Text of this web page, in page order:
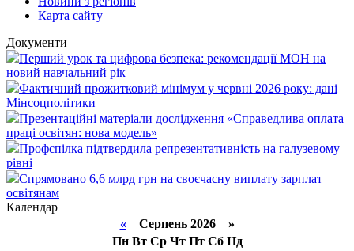
Карта сайту
Документи
Перший урок та цифрова безпека: рекомендації МОН на
новий навчальний рік
Фактичний прожитковий мінімум у червні 2026 року: дані
Мінсоцполітики
Презентаційні матеріали дослідження «Справедлива оплата
праці освітян: нова модель»
Профспілка підтвердила репрезентативність на галузевому
рівні
Спрямовано 6,6 млрд грн на своєчасну виплату зарплат
освітянам
Календар
«Серпень 2026 »
Пн Вт Ср Чт Пт Сб Нд